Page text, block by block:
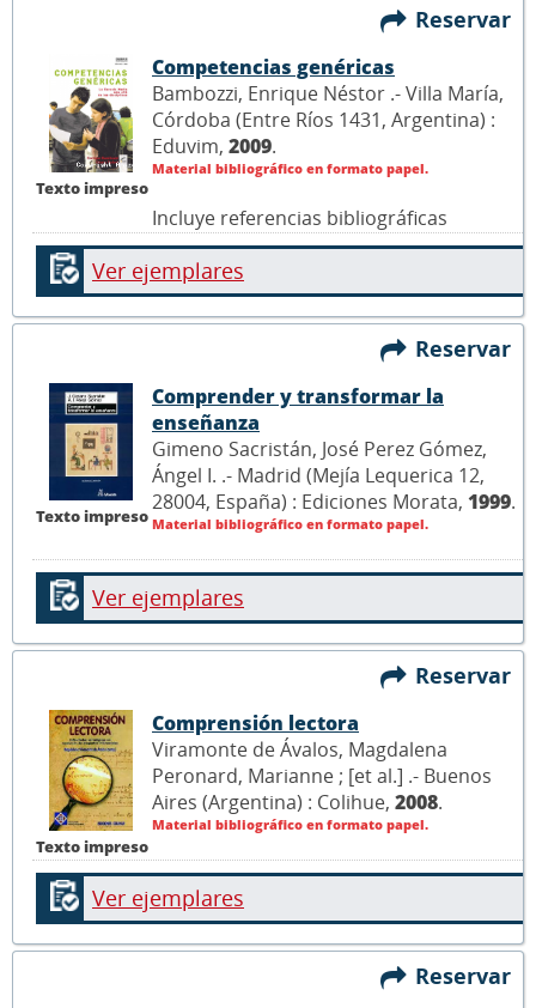
Reservar
Texto impreso
Competencias genéricas
Bambozzi, Enrique Néstor .- Villa María,
Córdoba (Entre Ríos 1431, Argentina) :
Eduvim, 2009.
Material bibliográfico en formato papel.
Incluye referencias bibliográficas
Ver ejemplares
Reservar
Texto impreso
Comprender y transformar la
enseñanza
Gimeno Sacristán, José Perez Gómez,
Ángel I. .- Madrid (Mejía Lequerica 12,
28004, España) : Ediciones Morata, 1999.
Material bibliográfico en formato papel.
Ver ejemplares
Reservar
Texto impreso
Comprensión lectora
Viramonte de Ávalos, Magdalena
Peronard, Marianne ; [et al.] .- Buenos
Aires (Argentina) : Colihue, 2008.
Material bibliográfico en formato papel.
Ver ejemplares
Reservar